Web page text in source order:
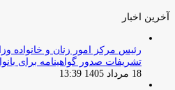
آخرین اخبار
رئیس مرکز امور زنان و خانواده
تشریفات صدور گواهینامه برای
18 مرداد 1405 13:39